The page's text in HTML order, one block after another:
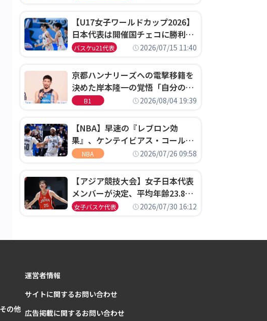
【U17女子ワールドカップ2026】
日本代表は開催国チェコに勝利し
て予選グループ3連勝で首位通
決定
バスケu21代表 2026/07/15 11:40
京都ハンナリーズへの電撃移籍を
決めた岸本隆一の覚悟「自分のエ
ゴというちっぽけなことのため
B1 2026/08/04 19:39
【NBA】早速の『レブロン効
果』、ケンテイビアス・コールド
ウェル・ポープがセブンティシク
NBA 2026/07/26 09:58
【アジア競技大会】女子日本代表
メンバーが決定、平均年齢23.8歳
のフレッシュなメンバーが日本開
女子バスケ代表 2026/07/30 16:12
の他
運営者情報
サイトに関するお問い合わせ
広告掲載に関するお問い合わせ